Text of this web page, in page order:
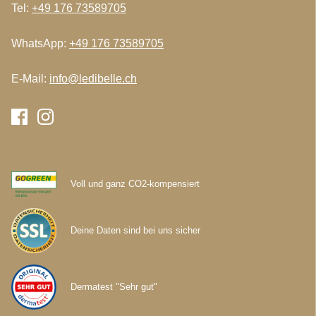
Tel: +49 176 73589705
WhatsApp: +49 176 73589705
E-Mail: info@ledibelle.ch
Voll und ganz CO2-kompensiert
Deine Daten sind bei uns sicher
Dermatest "Sehr gut"